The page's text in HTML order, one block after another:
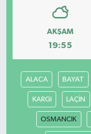
AKŞAM
19:55
ALACA BAYAT
KARGI LAÇİN
OSMANCIK